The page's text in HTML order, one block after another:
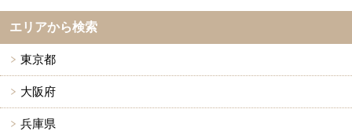
エリアから検索
東京都
大阪府
兵庫県